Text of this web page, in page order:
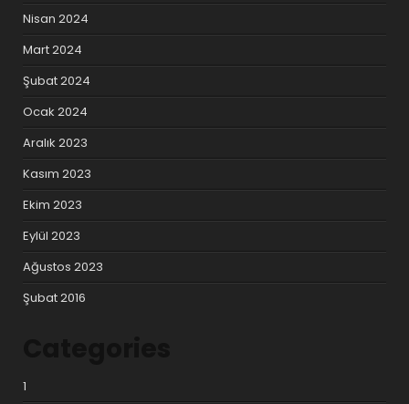
Nisan 2024
Mart 2024
Şubat 2024
Ocak 2024
Aralık 2023
Kasım 2023
Ekim 2023
Eylül 2023
Ağustos 2023
Şubat 2016
1